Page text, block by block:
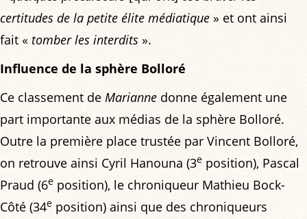
certitudes de la petite élite médiatique » et ont ainsi
fait « tomber les interdits ».
Influence de la sphère Bolloré
Ce classement de Marianne donne également une
part importante aux médias de la sphère Bolloré.
Outre la première place trustée par Vincent Bolloré,
on retrouve ainsi Cyril Hanouna (3e position), Pascal
Praud (6e position), le chroniqueur Mathieu Bock-
Côté (34e position) ainsi que des chroniqueurs